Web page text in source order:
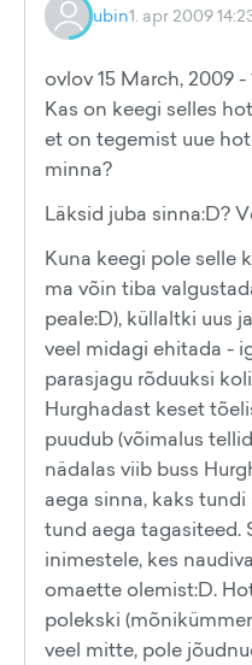
ubin1. apr 2009
ovlov 15 March, 2009
Kas on keegi selles
et on tegemist uue
minna?
Läksid juba sinna:D?
Kuna keegi pole selle
ma võin tiba
peale:D), küllaltki uus
veel midagi ehitada -
parasjagu rõduuksi
Hurghadast keset
puudub (võimalus
nädalas viib buss
aega sinna, kaks
tund aega tagasiteed.
inimestele, kes
omaette olemist:D.
polekski
veel mitte, pole